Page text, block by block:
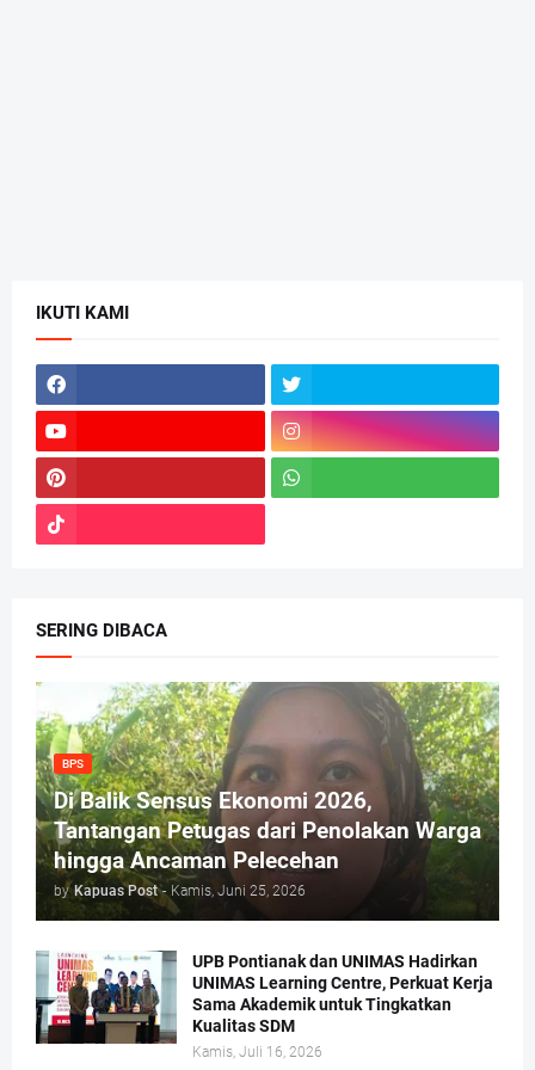
IKUTI KAMI
SERING DIBACA
BPS
Di Balik Sensus Ekonomi 2026,
Tantangan Petugas dari Penolakan Warga
hingga Ancaman Pelecehan
by Kapuas Post - Kamis, Juni 25, 2026
UPB Pontianak dan UNIMAS Hadirkan
UNIMAS Learning Centre, Perkuat Kerja
Sama Akademik untuk Tingkatkan
Kualitas SDM
Kamis, Juli 16, 2026